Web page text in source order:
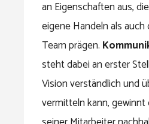
an Eigenschaften aus,
eigene Handeln als
Team prägen.
steht dabei an erster
Vision verständlich und
vermitteln kann, gewinnt